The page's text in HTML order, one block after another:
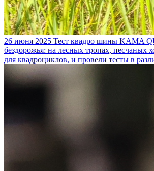
26 июня 2025 Тест квадро шины KAMA
бездорожья: на лесных тропах, песчаных
для квадроциклов, и провели тесты в